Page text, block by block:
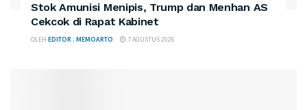
Stok Amunisi Menipis, Trump dan Menhan AS
Cekcok di Rapat Kabinet
OLEH EDITOR : MEMOARTO 7 AGUSTUS 2026